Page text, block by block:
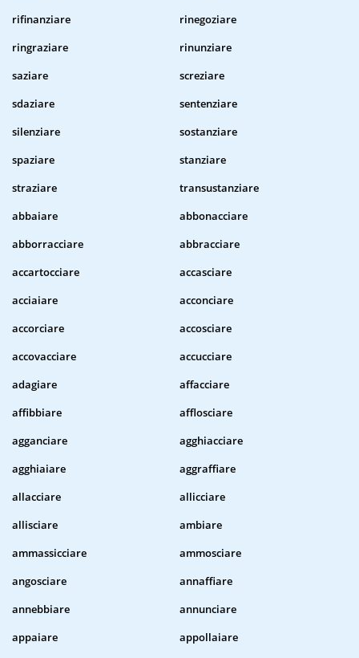
rifinanziare
rinegoziare
ringraziare
rinunziare
saziare
screziare
sdaziare
sentenziare
silenziare
sostanziare
spaziare
stanziare
straziare
transustanziare
abbaiare
abbonacciare
abborracciare
abbracciare
accartocciare
accasciare
acciaiare
acconciare
accorciare
accosciare
accovacciare
accucciare
adagiare
affacciare
affibbiare
afflosciare
agganciare
agghiacciare
agghiaiare
aggraffiare
allacciare
allicciare
allisciare
ambiare
ammassicciare
ammosciare
angosciare
annaffiare
annebbiare
annunciare
appaiare
appollaiare